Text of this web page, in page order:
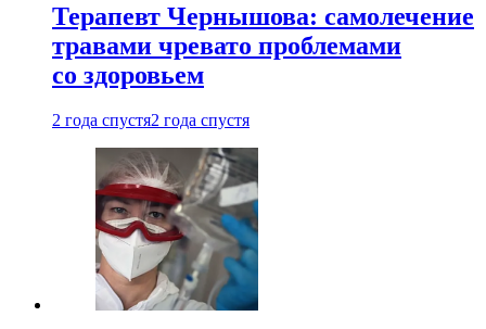
Терапевт Чернышова: самолечение
травами чревато проблемами
со здоровьем
2 года спустя2 года спустя